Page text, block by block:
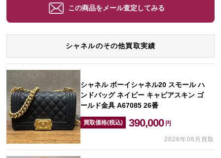
この商品をメール査定してみる
シャネルのその他買取実績
シャネル ボーイシャネル20 スモール ハ
ンドバッグ ネイビー キャビアスキン ゴ
ールド金具 A67085 26番
買取価格(税込) 390,000 円
2026年06月買取